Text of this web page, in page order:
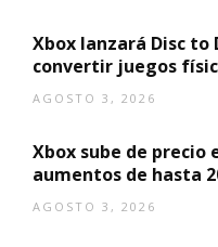
Xbox lanzará Disc
convertir juegos
AGOSTO 3, 2026
Xbox sube de precio
aumentos de hasta
AGOSTO 3, 2026